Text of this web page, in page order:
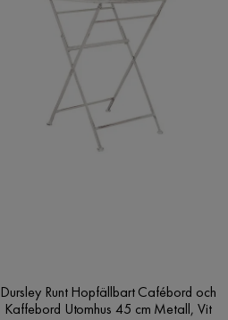
Dursley Runt Hopfällbart Cafébord och
Kaffebord Utomhus 45 cm Metall, Vit